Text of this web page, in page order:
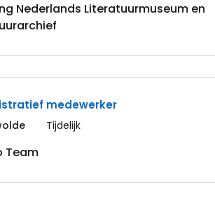
Nederlands Literatuurmuseum en
medewerker
Tijdelijk
Team